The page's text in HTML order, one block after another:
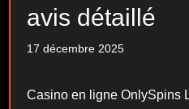
avis détaillé
17 décembre 2025
Casino en ligne OnlySpins